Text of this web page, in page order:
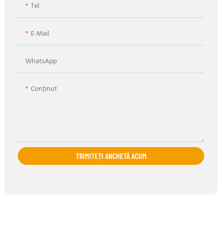
Tel
E-Mail
WhatsApp
Conţinut
TRIMITEȚI ANCHETĂ ACUM